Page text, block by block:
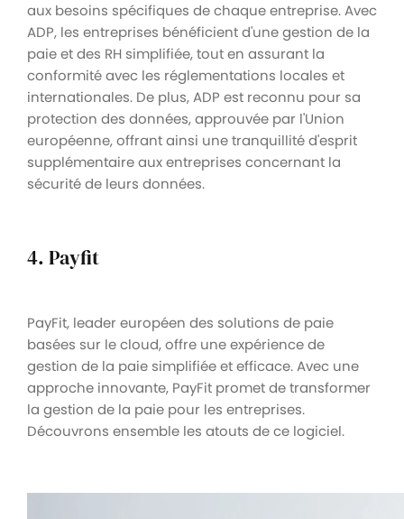
aux besoins spécifiques de chaque entreprise. Avec
ADP, les entreprises bénéficient d'une gestion de la
paie et des RH simplifiée, tout en assurant la
conformité avec les réglementations locales et
internationales. De plus, ADP est reconnu pour sa
protection des données, approuvée par l'Union
européenne, offrant ainsi une tranquillité d'esprit
supplémentaire aux entreprises concernant la
sécurité de leurs données.
4. Payfit
PayFit, leader européen des solutions de paie
basées sur le cloud, offre une expérience de
gestion de la paie simplifiée et efficace. Avec une
approche innovante, PayFit promet de transformer
la gestion de la paie pour les entreprises.
Découvrons ensemble les atouts de ce logiciel.